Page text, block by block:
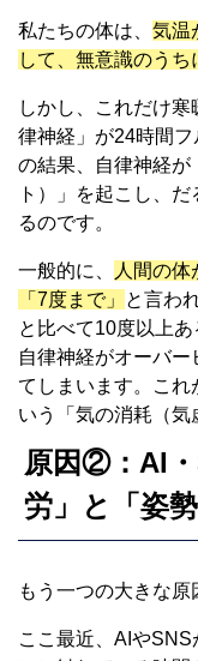
私たちの体は、 気温
して、無意識のうち
しかし、これだけ
律神経」が24時間
の結果、自律神経が
ト）」を起こし、
るのです。
一般的に、
人間の体
「7度まで」
と言わ
と比べて10度以上
自律神経がオーバ
てしまいます。これ
いう「気の消耗（気
原因②：AI
労」と「姿勢
もう一つの大きな原
ここ最近、AIや